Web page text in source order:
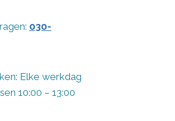
030-
Elke werkdag
10:00 – 13:00